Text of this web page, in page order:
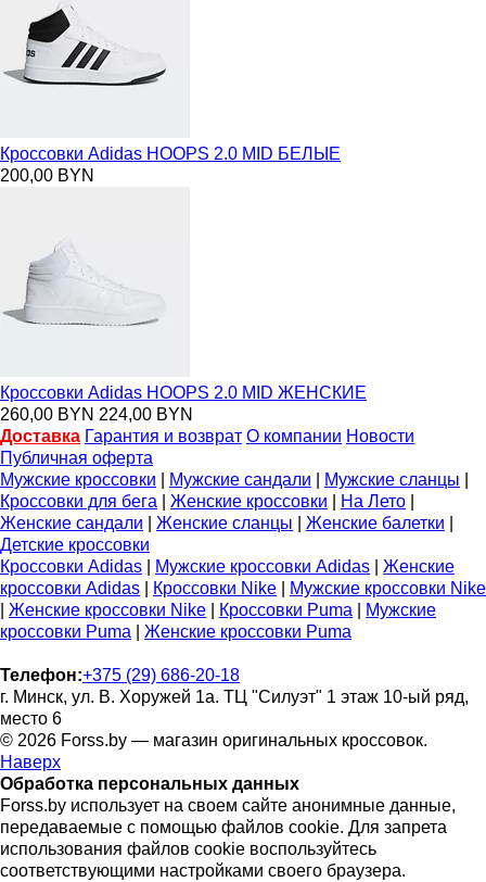
Кроссовки Adidas HOOPS 2.0 MID БЕЛЫЕ
200,00 BYN
Кроссовки Adidas HOOPS 2.0 MID ЖЕНСКИЕ
260,00 BYN 224,00 BYN
Доставка Гарантия и возврат О компании Новости
Публичная оферта
Мужские кроссовки
Мужские сандали Мужские сланцы
Кроссовки для бега
Женские кроссовки На Лето
Женские сандали
Женские сланцы Женские балетки
Детские кроссовки
Кроссовки Adidas
Мужские кроссовки Adidas
Женские
кроссовки Adidas
Кроссовки Nike
Мужские кроссовки Nike
Женские кроссовки Nike Кроссовки Puma
Мужские
кроссовки Puma
Женские кроссовки Puma
Телефон:+375 (29) 686-20-18
г. Минск, ул. В. Хоружей 1а. ТЦ "Силуэт" 1 этаж 10-ый ряд,
место 6
© 2026 Forss.by — магазин оригинальных кроссовок.
Наверх
Обработка персональных данных
Forss.by использует на своем сайте анонимные данные,
передаваемые с помощью файлов cookie. Для запрета
использования файлов cookie воспользуйтесь
соответствующими настройками своего браузера.